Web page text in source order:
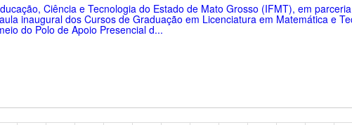
Ciência e Tecnologia do Estado de Mato Grosso (IFMT), em
inaugural dos Cursos de Graduação em Licenciatura em Matemática e
do Polo de Apoio Presencial d...